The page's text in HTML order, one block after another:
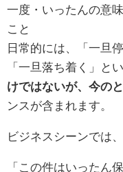
一度・いったんの意
こと
日常的には、「一旦
「一旦落ち着く」と
けではないが、今の
ンスが含まれます。
ビジネスシーンでは、
「この件はいったん